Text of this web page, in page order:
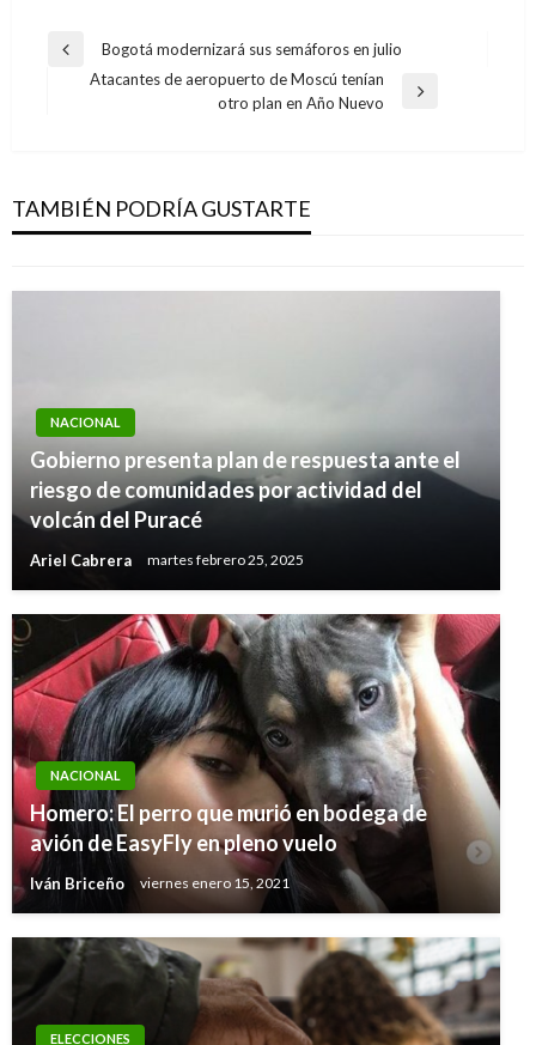
Navegación
Entrada
anterior
Bogotá modernizará sus semáforos en julio
Atacantes de aeropuerto de Moscú tenían
otro plan en Año Nuevo
TAMBIÉN PODRÍA GUSTARTE
muertes de líderes sociales
Andres Felipe Gama miércoles diciembre 20, 2017
NACIONAL
Gobierno presenta plan de respuesta ante el
riesgo de comunidades por actividad del
volcán del Puracé
Ariel Cabrera martes febrero 25, 2025
NACIONAL
Homero: El perro que murió en bodega de
avión de EasyFly en pleno vuelo
Iván Briceño viernes enero 15, 2021
ELECCIONES